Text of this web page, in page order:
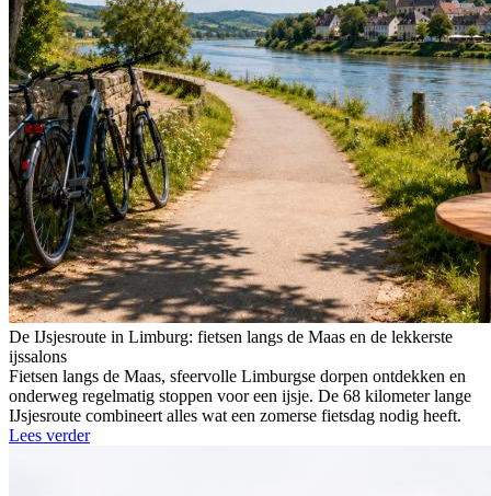
De IJsjesroute in Limburg: fietsen langs de Maas en de lekkerste
ijssalons
Fietsen langs de Maas, sfeervolle Limburgse dorpen ontdekken en
onderweg regelmatig stoppen voor een ijsje. De 68 kilometer lange
IJsjesroute combineert alles wat een zomerse fietsdag nodig heeft.
Lees verder